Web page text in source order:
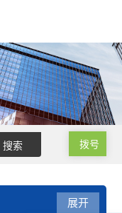
拨号
展开